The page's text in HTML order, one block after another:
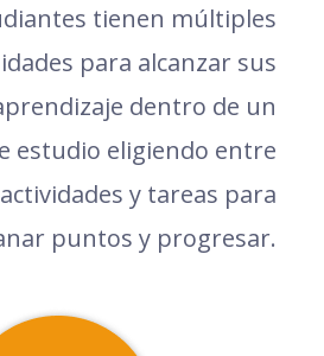
tienen múltiples
para alcanzar sus
dentro de un
estudio eligiendo entre
y tareas para
puntos y progresar.